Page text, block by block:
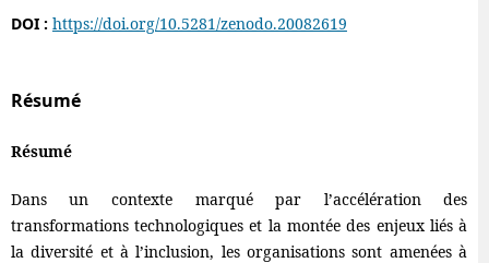
DOI : https://doi.org/10.5281/zenodo.20082619
Résumé
Résumé
Dans un contexte marqué par l’accélération des
transformations technologiques et la montée des enjeux liés à
la diversité et à l’inclusion, les organisations sont amenées à